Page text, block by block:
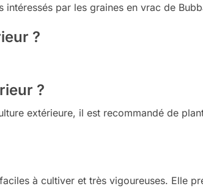
par les graines en vrac de
?
?
extérieure, il est recommandé de
à cultiver et très vigoureuses. Elle